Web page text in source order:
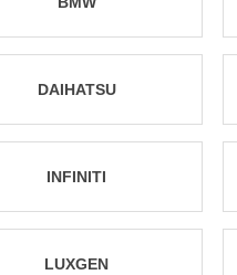
DAIHATSU
INFINITI
LUXGEN